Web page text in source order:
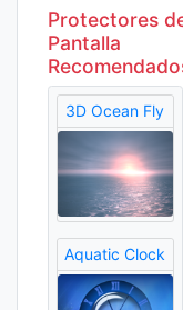
Protectores
Pantalla
3D Ocean Fly
Aquatic Clock